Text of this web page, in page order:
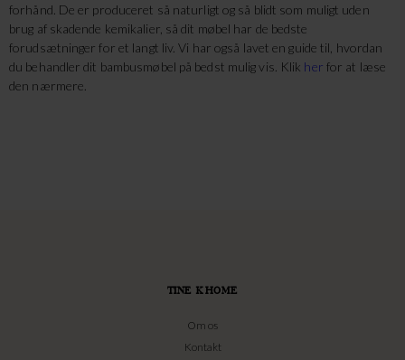
forhånd. De er produceret så naturligt og så blidt som muligt uden
brug af skadende kemikalier, så dit møbel har de bedste
forudsætninger for et langt liv. Vi har også lavet en guide til, hvordan
du behandler dit bambusmøbel på bedst mulig vis. Klik her for at læse
den nærmere.
TINE K HOME
Om os
Kontakt